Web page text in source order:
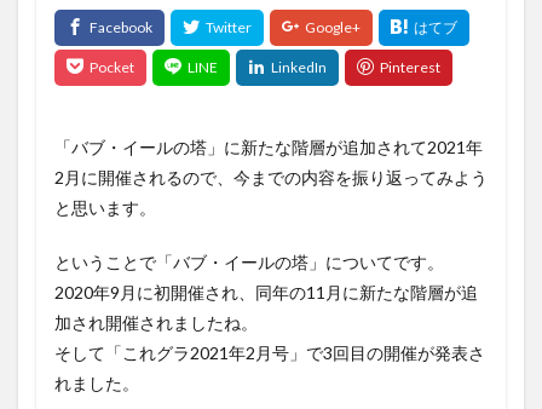
「バブ・イールの塔」に新たな階層が追加されて2021年
2月に開催されるので、今までの内容を振り返ってみよう
と思います。
ということで「バブ・イールの塔」についてです。
2020年9月に初開催され、同年の11月に新たな階層が追
加され開催されましたね。
そして「これグラ2021年2月号」で3回目の開催が発表さ
れました。